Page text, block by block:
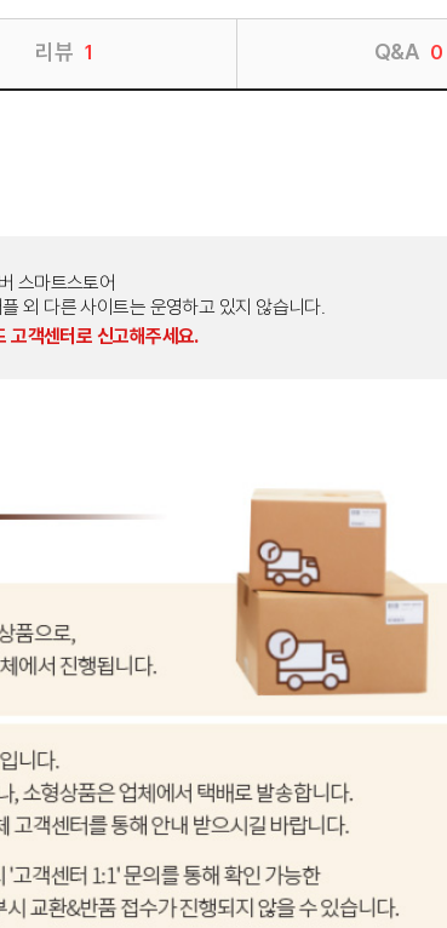
리뷰 1 Q&A 0
스마트스토어
다른 사이트는 운영하고 있지 않습니다.
고객센터로 신고해주세요.